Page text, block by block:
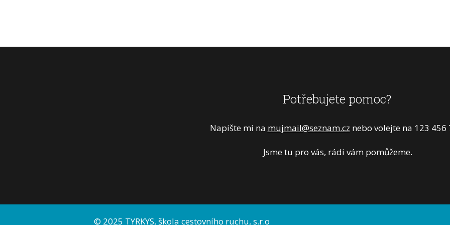
Potřebujete pomoc?
Napište mi na mujmail@seznam.cz nebo volejte na 123 456
Jsme tu pro vás, rádi vám pomůžeme.
© 2025 TYRKYS, škola cestovního ruchu, s.r.o